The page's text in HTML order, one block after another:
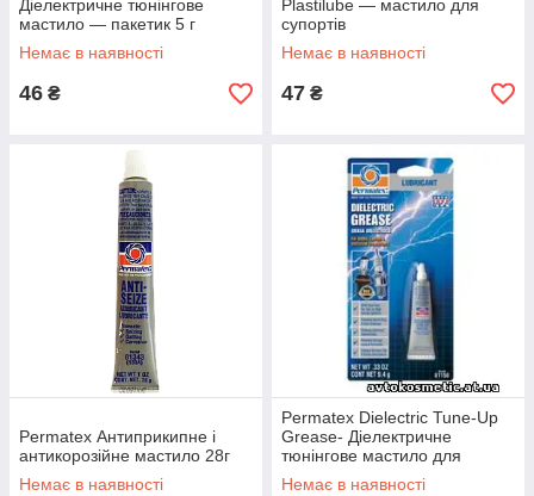
Діелектричне тюнінгове
мастило — пакетик 5 г
Немає в наявності
46 ₴
Plastilube — мастило для
супортів
Немає в наявності
47 ₴
Permatex Антиприкипне і
антикорозійне мастило 28г
Немає в наявності
Permatex Dielectric Tune-Up
Grease- Діелектричне
тюнінгове мастило для
контактів
Немає в наявності